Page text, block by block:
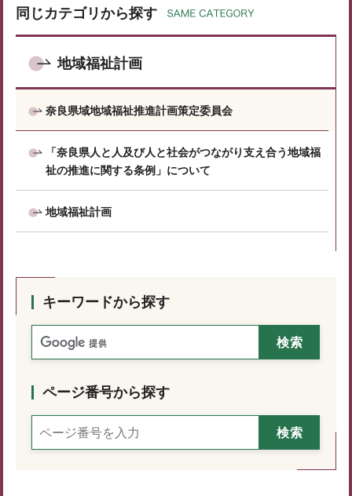
同じカテゴリから探す
地域福祉計画
奈良県域地域福祉推進計画策定委員会
「奈良県人と人及び人と社会がつながり支え合う地域福
祉の推進に関する条例」について
地域福祉計画
キーワードから探す
ページ番号から探す